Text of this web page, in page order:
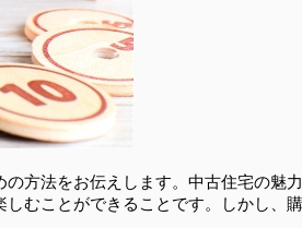
方法をお伝えします。中古住宅の魅力
むことができることです。しかし、購